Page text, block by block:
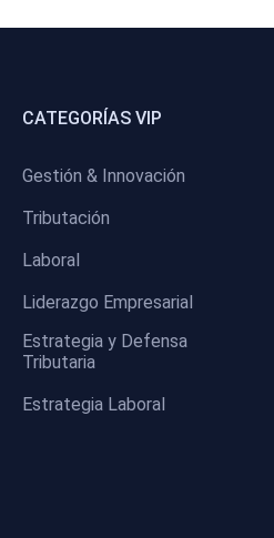
CATEGORÍAS VIP
Gestión & Innovación
Tributación
Laboral
Liderazgo Empresarial
Estrategia y Defensa
Tributaria
Estrategia Laboral